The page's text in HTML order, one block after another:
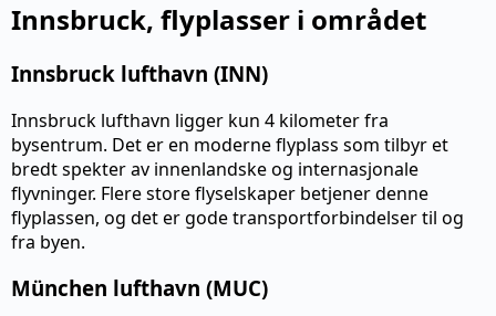
Innsbruck, flyplasser i området
Innsbruck lufthavn (INN)
Innsbruck lufthavn ligger kun 4 kilometer fra
bysentrum. Det er en moderne flyplass som tilbyr et
bredt spekter av innenlandske og internasjonale
flyvninger. Flere store flyselskaper betjener denne
flyplassen, og det er gode transportforbindelser til og
fra byen.
München lufthavn (MUC)